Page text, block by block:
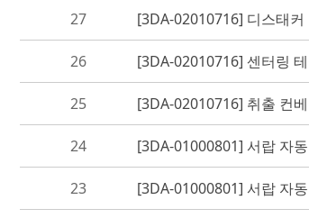
27 [3DA-02010716] 디스태커
26 [3DA-02010716] 센터링
25 [3DA-02010716] 취출 컨
24 [3DA-01000801] 서랍 자
23 [3DA-01000801] 서랍 자